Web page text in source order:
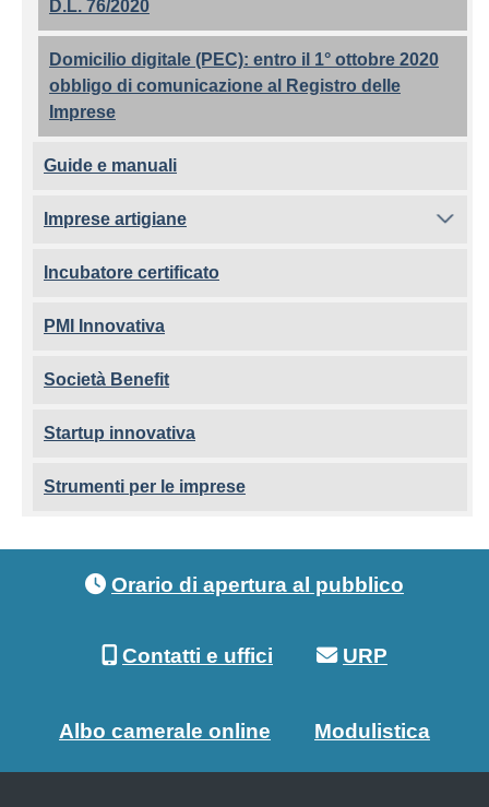
D.L. 76/2020
Domicilio digitale (PEC): entro il 1° ottobre 2020
obbligo di comunicazione al Registro delle
Imprese
Guide e manuali
Imprese artigiane
Incubatore certificato
PMI Innovativa
Società Benefit
Startup innovativa
Strumenti per le imprese
Orario di apertura al pubblico
Contatti e uffici URP
Albo camerale online Modulistica